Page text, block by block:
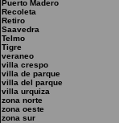
Puerto Madero
Recoleta
Retiro
Saavedra
Telmo
Tigre
veraneo
villa crespo
villa de parque
villa del parque
villa urquiza
zona norte
zona oeste
zona sur